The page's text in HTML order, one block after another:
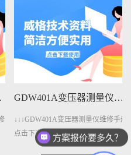
GDW401A变压器测量仪维修手册下载
↓↓↓GDW401A变压器测量仪维修手册
点击下方图片即可下载↓↓↓方案报价要多久？